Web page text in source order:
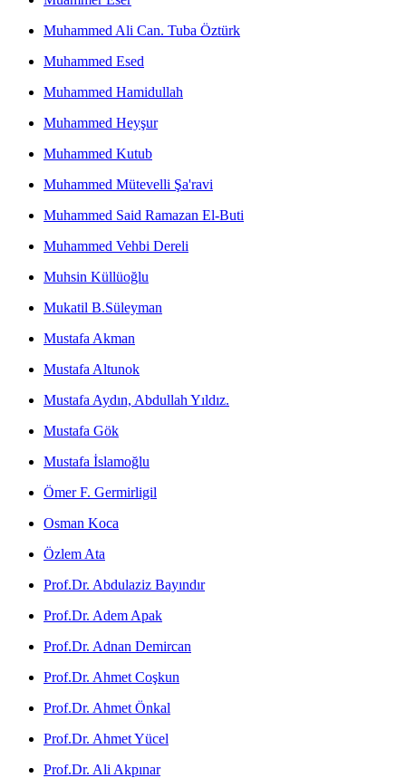
Muhammed Ali Can. Tuba Öztürk
Muhammed Esed
Muhammed Hamidullah
Muhammed Heyşur
Muhammed Kutub
Muhammed Mütevelli Şa'ravi
Muhammed Said Ramazan El-Buti
Muhammed Vehbi Dereli
Muhsin Küllüoğlu
Mukatil B.Süleyman
Mustafa Akman
Mustafa Altunok
Mustafa Aydın, Abdullah Yıldız.
Mustafa Gök
Mustafa İslamoğlu
Ömer F. Germirligil
Osman Koca
Özlem Ata
Prof.Dr. Abdulaziz Bayındır
Prof.Dr. Adem Apak
Prof.Dr. Adnan Demircan
Prof.Dr. Ahmet Coşkun
Prof.Dr. Ahmet Önkal
Prof.Dr. Ahmet Yücel
Prof.Dr. Ali Akpınar